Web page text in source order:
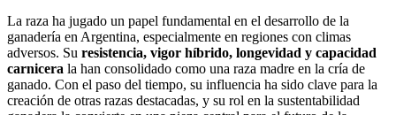
La raza ha jugado un papel fundamental en el desarrollo de la
ganadería en Argentina, especialmente en regiones con climas
adversos. Su resistencia, vigor híbrido, longevidad y capacidad
carnicera la han consolidado como una raza madre en la cría de
ganado. Con el paso del tiempo, su influencia ha sido clave para la
creación de otras razas destacadas, y su rol en la sustentabilidad